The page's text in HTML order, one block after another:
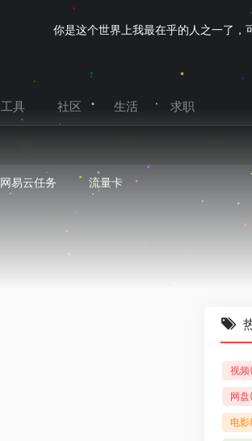
你是这个世界上我最在乎的人之一了，
工具 社区 生活 求职
网易云任务 流量卡
视频
网盘
电影